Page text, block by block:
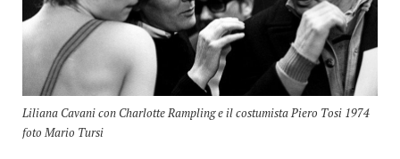
Liliana Cavani con Charlotte Rampling e il costumista Piero Tosi 1974
foto Mario Tursi